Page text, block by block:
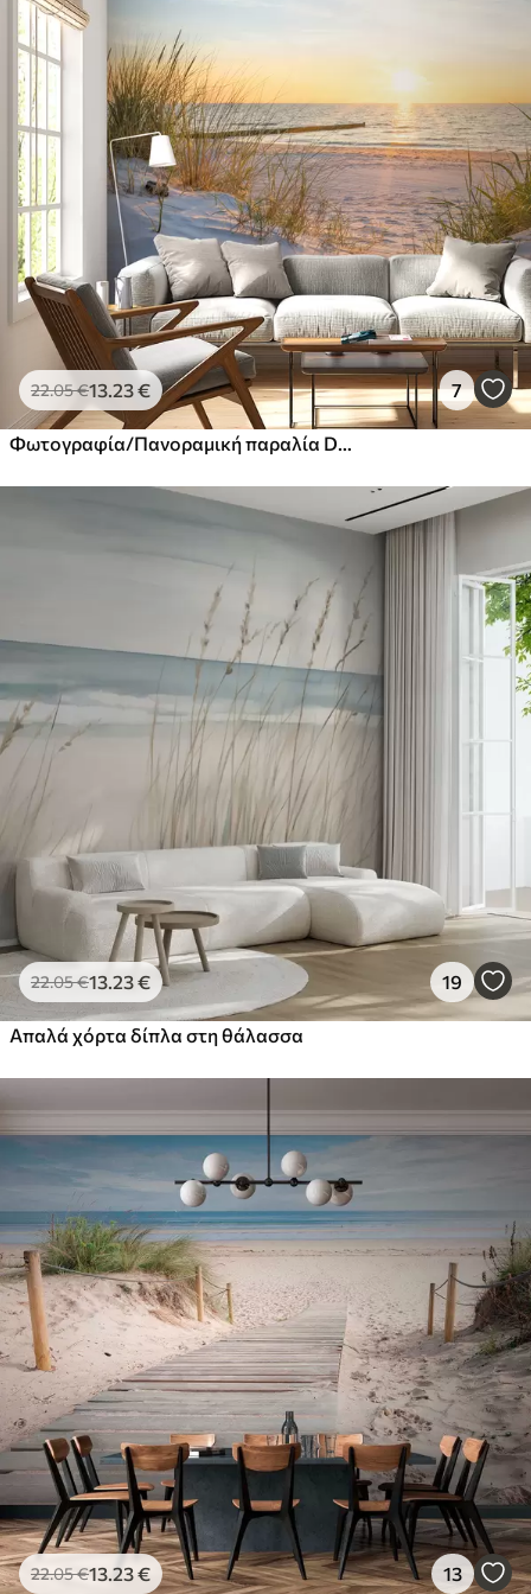
Διαθέσιμα υλικά
Στάνταρ
44 26.99€/m²
Πρίμιουμ
56.6734.00€/m²
Premium βινύλιο
65.0039 .00 €/m²
Peel and Stick
81.6749.00€/m²
22.05€13.23€ 7
Φωτογραφία/Πανοραμική παραλία Dunes με ηλιοβασίλεμα
22.05€13.23€ 19
Απαλά χόρτα δίπλα στη θάλασσα
22.05€13.23€ 13